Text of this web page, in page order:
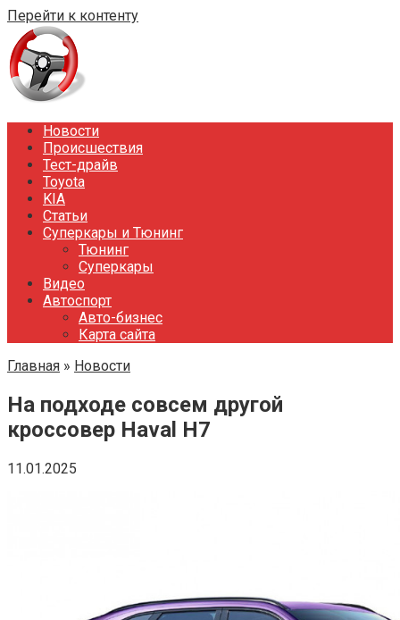
Перейти к контенту
Новости
Происшествия
Тест-драйв
Toyota
KIA
Статьи
Суперкары и Тюнинг
Тюнинг
Суперкары
Видео
Автоспорт
Авто-бизнес
Карта сайта
Главная » Новости
На подходе совсем другой
кроссовер Haval H7
11.01.2025